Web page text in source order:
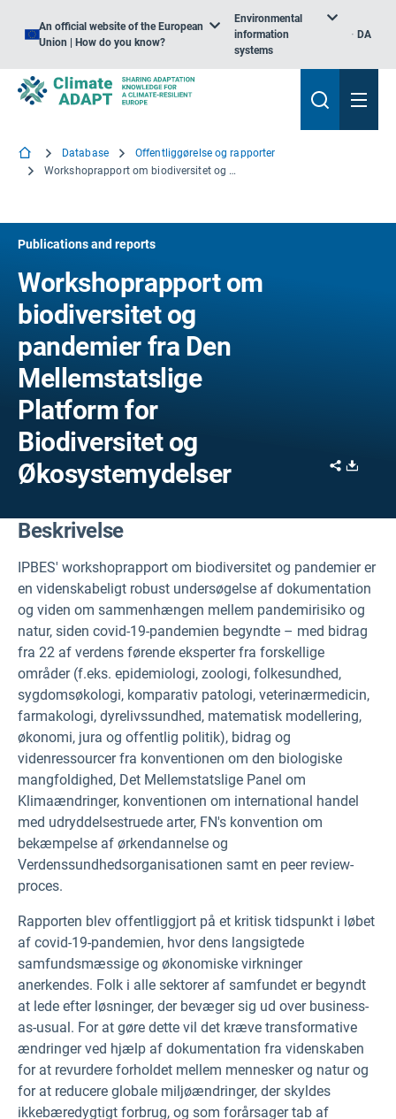
An official website of the European
Union | How do you know?
Environmental
information
systems
DA
Database
Offentliggørelse og rapporter
Workshoprapport om biodiversitet og pandemier fra Den Mellemstatslige Platform for Biodiversitet og Økosystemydelser
Publications and reports
Workshoprapport om
biodiversitet og
pandemier fra Den
Mellemstatslige
Platform for
Biodiversitet og
Økosystemydelser
Share
Beskrivelse
IPBES' workshoprapport om biodiversitet og pandemier er
en videnskabeligt robust undersøgelse af dokumentation
og viden om sammenhængen mellem pandemirisiko og
natur, siden covid-19-pandemien begyndte – med bidrag
fra 22 af verdens førende eksperter fra forskellige
områder (f.eks. epidemiologi, zoologi, folkesundhed,
sygdomsøkologi, komparativ patologi, veterinærmedicin,
farmakologi, dyrelivssundhed, matematisk modellering,
økonomi, jura og offentlig politik), bidrag og
videnressourcer fra konventionen om den biologiske
mangfoldighed, Det Mellemstatslige Panel om
Klimaændringer, konventionen om international handel
med udryddelsestruede arter, FN's konvention om
bekæmpelse af ørkendannelse og
Verdenssundhedsorganisationen samt en peer review-
proces.
Rapporten blev offentliggjort på et kritisk tidspunkt i løbet
af covid-19-pandemien, hvor dens langsigtede
samfundsmæssige og økonomiske virkninger
anerkendes. Folk i alle sektorer af samfundet er begyndt
at lede efter løsninger, der bevæger sig ud over business-
as-usual. For at gøre dette vil det kræve transformative
ændringer ved hjælp af dokumentation fra videnskaben
for at revurdere forholdet mellem mennesker og natur og
for at reducere globale miljøændringer, der skyldes
ikkebæredygtigt forbrug, og som forårsager tab af